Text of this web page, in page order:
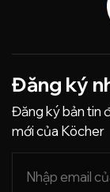
Đăng ký
Đăng ký bản tin
mới của Köcher